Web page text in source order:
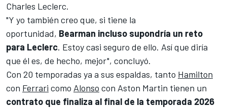
Charles Leclerc.
"Y yo también creo que, si tiene la
oportunidad, Bearman incluso supondría un reto
para Leclerc. Estoy casi seguro de ello. Así que diría
que él es, de hecho, mejor", concluyó.
Con 20 temporadas ya a sus espaldas, tanto Hamilton
con Ferrari como Alonso con Aston Martin tienen un
contrato que finaliza al final de la temporada 2026